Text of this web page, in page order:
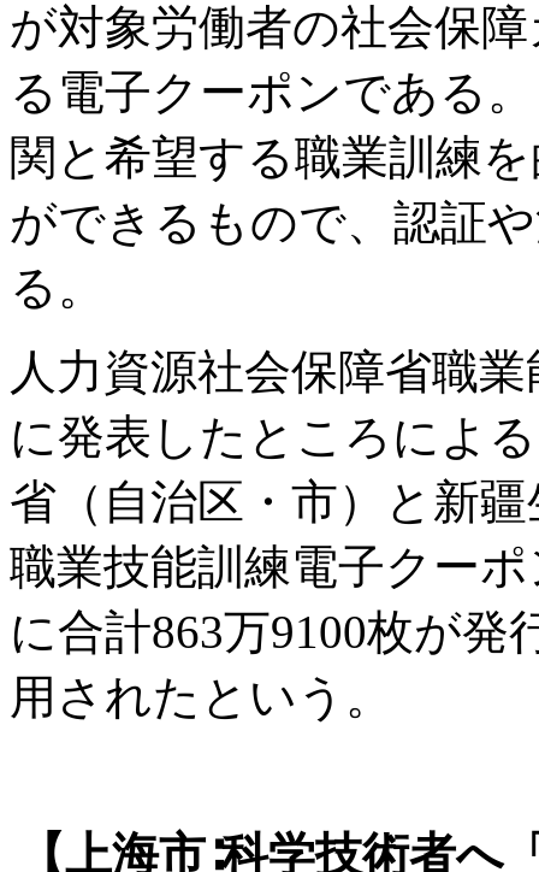
が対象労働者の社会保
る電子クーポンである
関と希望する職業訓練
ができるもので、認証
る。
人力資源社会保障省職
に発表したところによ
省（自治区・市）と新
職業技能訓練電子クー
に合計863万9100枚が
用されたという。
【上海市∶科学技術者